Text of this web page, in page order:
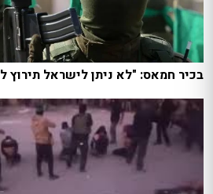
בכיר חמאס: "לא ניתן לישראל